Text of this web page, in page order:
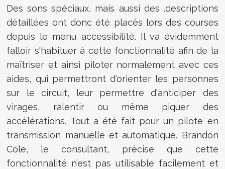
Des sons spéciaux, mais aussi des .descriptions
détaillées ont donc été placés lors des courses
depuis le menu accessibilité. Il va évidemment
falloir s'habituer à cette fonctionnalité afin de la
maîtriser et ainsi piloter normalement avec ces
aides, qui permettront d'orienter les personnes
sur le circuit, leur permettre d'anticiper des
virages, ralentir ou même piquer des
accélérations. Tout a été fait pour un pilote en
transmission manuelle et automatique. Brandon
Cole, le consultant, précise que cette
fonctionnalité n’est pas utilisable facilement et